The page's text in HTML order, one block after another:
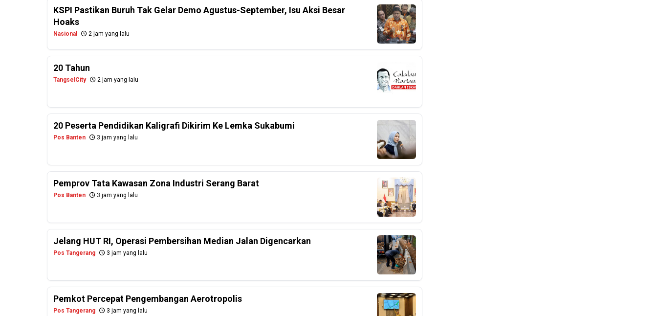
KSPI Pastikan Buruh Tak Gelar Demo Agustus-September, Isu Aksi Besar
Hoaks
Nasional 2 jam yang lalu
20 Tahun
TangselCity 2 jam yang lalu
20 Peserta Pendidikan Kaligrafi Dikirim Ke Lemka Sukabumi
Pos Banten 3 jam yang lalu
Pemprov Tata Kawasan Zona Industri Serang Barat
Pos Banten 3 jam yang lalu
Jelang HUT RI, Operasi Pembersihan Median Jalan Digencarkan
Pos Tangerang 3 jam yang lalu
Pemkot Percepat Pengembangan Aerotropolis
Pos Tangerang 3 jam yang lalu